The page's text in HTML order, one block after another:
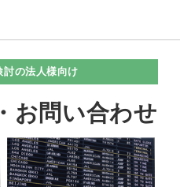
討の法人様向け
お問い合わせ